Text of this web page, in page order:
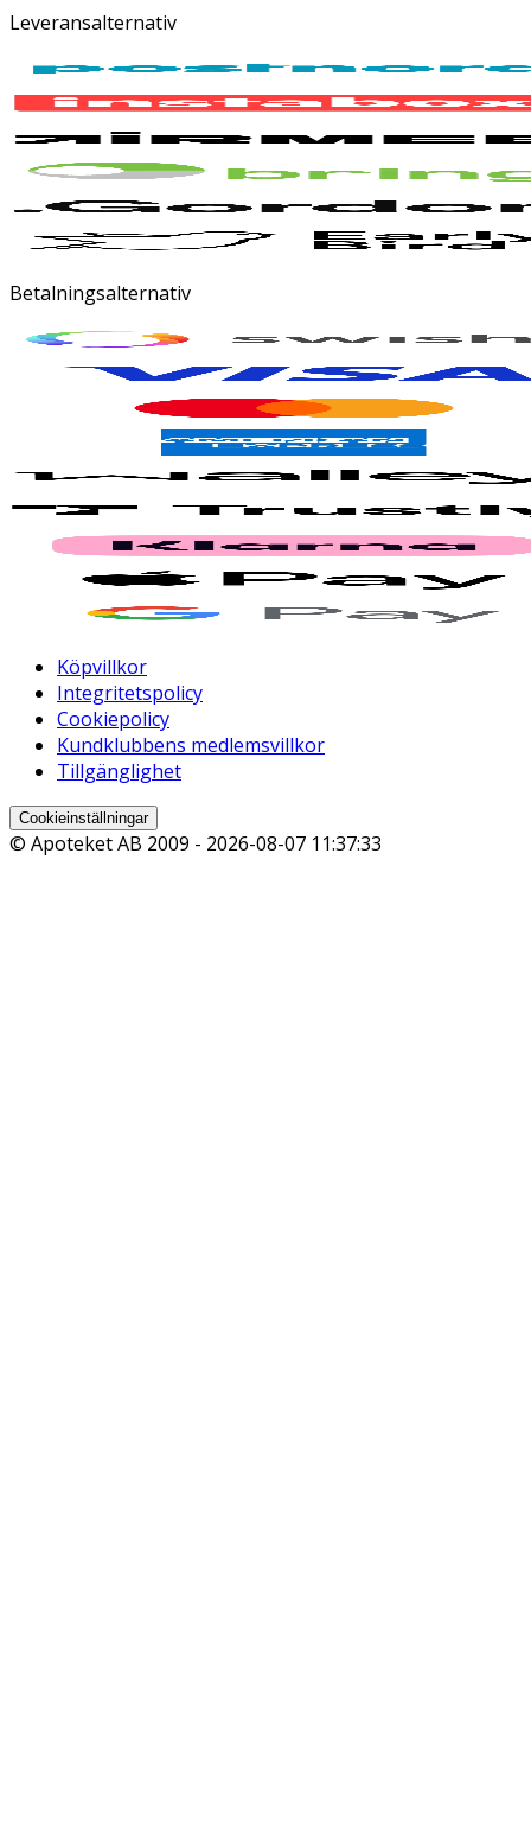
Leveransalternativ
Betalningsalternativ
Köpvillkor
Integritetspolicy
Cookiepolicy
Kundklubbens medlemsvillkor
Tillgänglighet
Cookieinställningar
© Apoteket AB 2009 - 2026-08-07 11:37:33